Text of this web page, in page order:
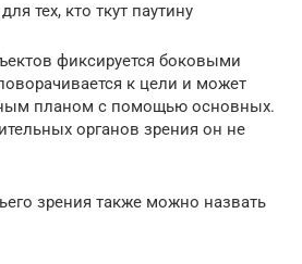
тех, кто ткут паутину
фиксируется боковыми
к цели и может
планом с помощью основных.
органов зрения он не
зрения также можно назвать